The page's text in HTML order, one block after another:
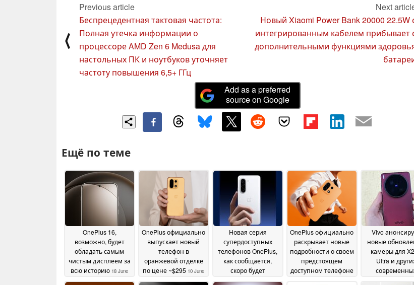
⟨
Previous article
Беспрецедентная тактовая частота:
Полная утечка информации о
процессоре AMD Zen 6 Medusa для
настольных ПК и ноутбуков уточняет
частоту повышения 6,5+ ГГц
Next
Новый Xiaomi Power Bank 20000 22.5W
интегрированным кабелем прибывает
дополнительными функциями
Add as a preferred
source on Google
Ещё по теме
OnePlus 16,
возможно, будет
обладать самым
чистым дисплеем за
всю историю 18 June
2026
OnePlus официально
выпускает новый
телефон в
оранжевой отделке
по цене ~$295 10 June
2026
Новая серия
супердоступных
телефонов OnePlus,
как сообщается,
скоро будет
09 June 2026
OnePlus официально
раскрывает новые
подробности о своем
предстоящем
доступном телефоне
Vivo
новые
камеры для
Ultra и
07